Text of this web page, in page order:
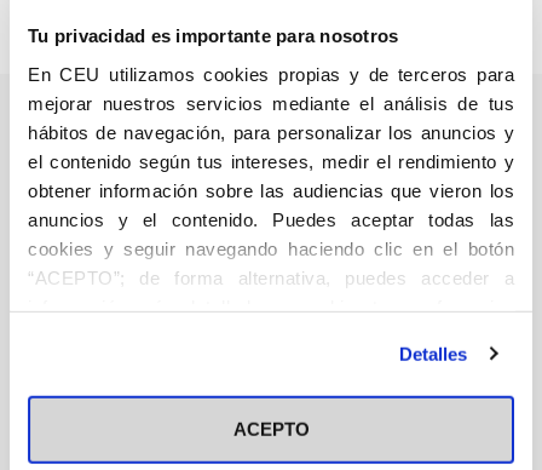
Tu privacidad es importante para nosotros
En CEU utilizamos cookies propias y de terceros para
mejorar nuestros servicios mediante el análisis de tus
hábitos de navegación, para personalizar los anuncios y
el contenido según tus intereses, medir el rendimiento y
obtener información sobre las audiencias que vieron los
anuncios y el contenido. Puedes aceptar todas las
cookies y seguir navegando haciendo clic en el botón
“ACEPTO”; de forma alternativa, puedes acceder a
en el botón "Personalizar". Para más información puedes
visitar nuestra Política de Cookies
Detalles
ACEPTO
Relaciones
Oriente-Occidente
Añadir